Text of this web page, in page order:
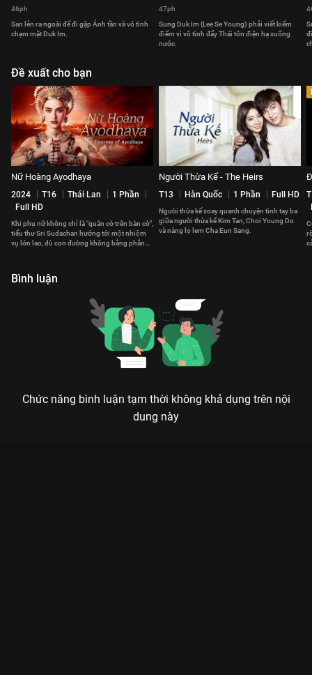
46ph
San lẻn ra ngoài để đi gặp Ánh tần và vô tình
chạm mặt Duk Im.
47ph
Sung Duk Im (Lee Se Young) phải viết kiểm
điểm vì vô tình đẩy Thái tôn điện hạ xuống
nước.
Đề xuất cho bạn
Nữ Hoàng Ayodhaya
2024 T16 Thái Lan
1 Phần
Full HD
Khi phụ nữ không chỉ là "quân cờ trên bàn cờ",
tiểu thư Sri Sudachan hướng tới một nhiệm
vụ lớn lao, dù con đường không bằng phẳng
Người Thừa Kế - The Heirs
T13 Hàn Quốc 1 Phần Full HD
Người thừa kế xoay quanh chuyện tình tay ba
giữa người thừa kế Kim Tan, Choi Young Do
và nàng lọ lem Cha Eun Sang.
Bình luận
Chức năng bình luận tạm thời không khả dụng trên nội
dung này